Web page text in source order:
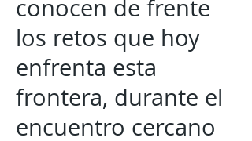
conocen de frente
los retos que hoy
enfrenta esta
frontera, durante el
encuentro cercano